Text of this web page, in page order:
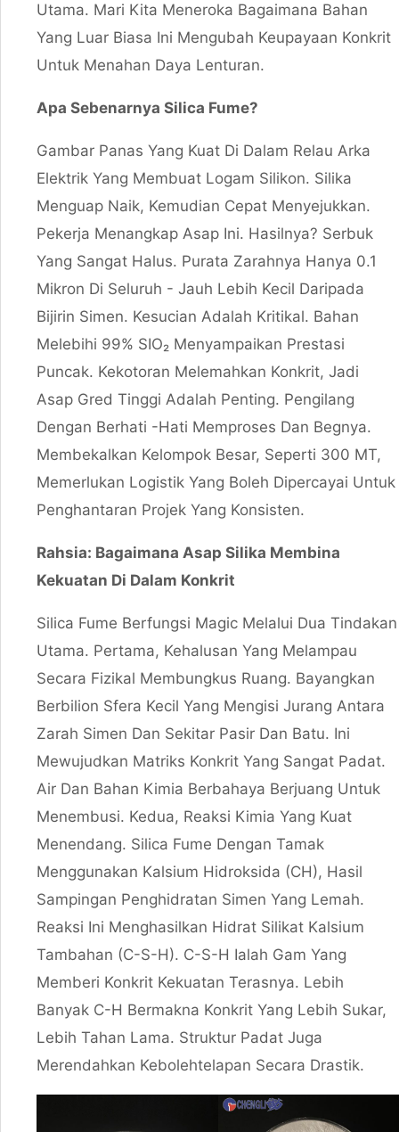
Utama. Mari Kita Meneroka Bagaimana Bahan
Yang Luar Biasa Ini Mengubah Keupayaan Konkrit
Untuk Menahan Daya Lenturan.
Apa Sebenarnya Silica Fume?
Gambar Panas Yang Kuat Di Dalam Relau Arka
Elektrik Yang Membuat Logam Silikon. Silika
Menguap Naik, Kemudian Cepat Menyejukkan.
Pekerja Menangkap Asap Ini. Hasilnya? Serbuk
Yang Sangat Halus. Purata Zarahnya Hanya 0.1
Mikron Di Seluruh - Jauh Lebih Kecil Daripada
Bijirin Simen. Kesucian Adalah Kritikal. Bahan
Melebihi 99% SIO₂ Menyampaikan Prestasi
Puncak. Kekotoran Melemahkan Konkrit, Jadi
Asap Gred Tinggi Adalah Penting. Pengilang
Dengan Berhati -hati Memproses Dan Begnya.
Membekalkan Kelompok Besar, Seperti 300 MT,
Memerlukan Logistik Yang Boleh Dipercayai Untuk
Penghantaran Projek Yang Konsisten.
Rahsia: Bagaimana Asap Silika Membina
Kekuatan Di Dalam Konkrit
Silica Fume Berfungsi Magic Melalui Dua Tindakan
Utama. Pertama, Kehalusan Yang Melampau
Secara Fizikal Membungkus Ruang. Bayangkan
Berbilion Sfera Kecil Yang Mengisi Jurang Antara
Zarah Simen Dan Sekitar Pasir Dan Batu. Ini
Mewujudkan Matriks Konkrit Yang Sangat Padat.
Air Dan Bahan Kimia Berbahaya Berjuang Untuk
Menembusi. Kedua, Reaksi Kimia Yang Kuat
Menendang. Silica Fume Dengan Tamak
Menggunakan Kalsium Hidroksida (CH), Hasil
Sampingan Penghidratan Simen Yang Lemah.
Reaksi Ini Menghasilkan Hidrat Silikat Kalsium
Tambahan (C-S-H). C-S-H Ialah Gam Yang
Memberi Konkrit Kekuatan Terasnya. Lebih
Banyak C-H Bermakna Konkrit Yang Lebih Sukar,
Lebih Tahan Lama. Struktur Padat Juga
Merendahkan Kebolehtelapan Secara Drastik.